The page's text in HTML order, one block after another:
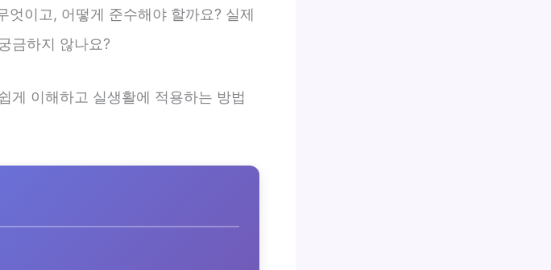
엇이고, 어떻게 준수해야 할까요? 실제
금하지 않나요?
게 이해하고 실생활에 적용하는 방법